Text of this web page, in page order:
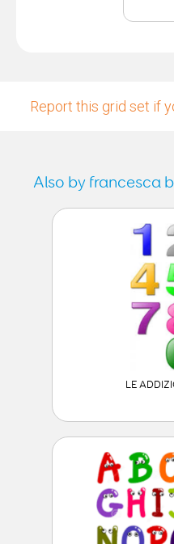
Report this grid set if
Also by francesca
LE